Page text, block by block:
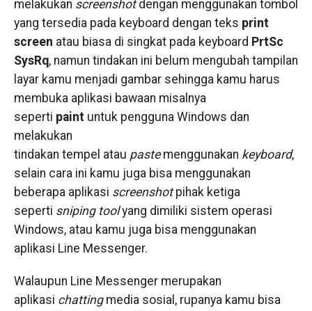
melakukan screenshotdengan menggunakan tombol
yang tersedia pada keyboard dengan teks print
screen atau biasa di singkat pada keyboard PrtSc
SysRq, namun tindakan ini belum mengubah tampilan
layar kamu menjadi gambar sehingga kamu harus
membuka aplikasi bawaan misalnya
seperti paint untuk pengguna Windows dan
melakukan
tindakan tempel atau paste menggunakan keyboard,
selain cara ini kamu juga bisa menggunakan
beberapa aplikasi screenshotpihak ketiga
seperti sniping toolyang dimiliki sistem operasi
Windows, atau kamu juga bisa menggunakan
aplikasi Line Messenger.
Walaupun Line Messenger merupakan
aplikasi chatting media sosial, rupanya kamu bisa